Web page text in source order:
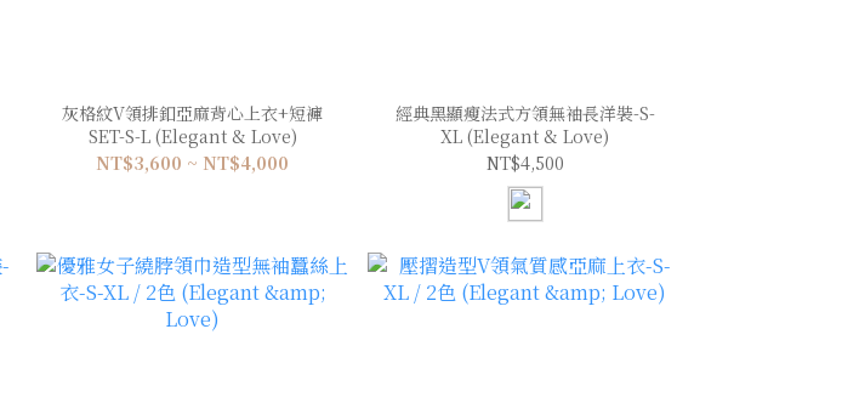
灰格紋V領排釦亞麻背心上衣+短褲
SET-S-L (Elegant & Love)
NT$3,600 ~ NT$4,000
經典黑顯瘦法式方領無袖長洋裝-S-
XL (Elegant & Love)
NT$4,500